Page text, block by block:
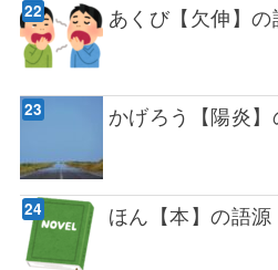
あくび【欠伸】
かげろう【陽炎
ほん【本】の語源